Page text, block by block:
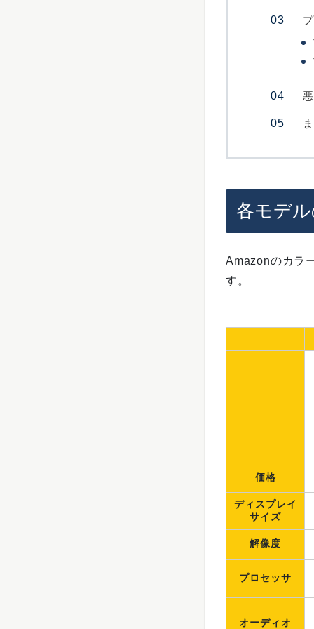
各モデ
Amazonのカラ
す。
価格
ディスプレイ
サイズ
解像度
プロセッサ
オーディオ